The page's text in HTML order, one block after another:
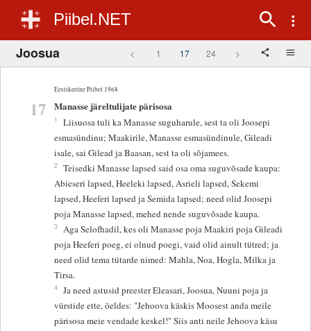
Piibel.NET
Joosua < 1 17 24 >
Eestikeelne Piibel 1968
17 Manasse järeltulijate pärisosa
1
Liisuosa tuli ka Manasse suguharule, sest ta oli Joosepi
esmasündinu; Maakirile, Manasse esmasündinule, Gileadi
isale, sai Gilead ja Baasan, sest ta oli sõjamees.
2 Teisedki Manasse lapsed said osa oma suguvõsade kaupa:
Abieseri lapsed, Heeleki lapsed, Asrieli lapsed, Sekemi
lapsed, Heeferi lapsed ja Semida lapsed; need olid Joosepi
poja Manasse lapsed, mehed nende suguvõsade kaupa.
3 Aga Selofhadil, kes oli Manasse poja Maakiri poja Gileadi
poja Heeferi poeg, ei olnud poegi, vaid olid ainult tütred; ja
need olid tema tütarde nimed: Mahla, Noa, Hogla, Milka ja
Tirsa.
4 Ja need astusid preester Eleasari, Joosua, Nuuni poja ja
vürstide ette, öeldes: "Jehoova käskis Moosest anda meile
pärisosa meie vendade keskel!" Siis anti neile Jehoova käsu